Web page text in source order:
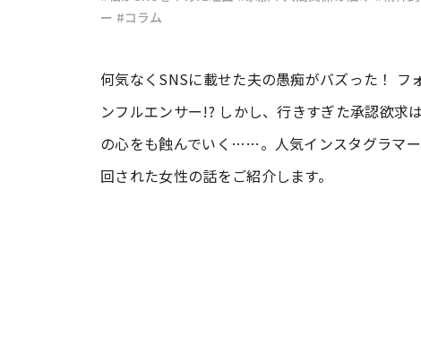
#渡邊大地の令和的ワーパパ道 #ベビー
ー #コラム
何気なくSNSに載せた夫の愚痴がバズった！ フ
ンフルエンサー!? しかし、行きすぎた承認欲求
の心をも蝕んでいく……。人気インスタグラマ
回された女性の話をご紹介します。